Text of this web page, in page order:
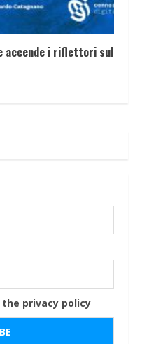
accende i riflettori sul
privacy policy